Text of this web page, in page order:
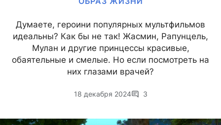
Думаете, героини популярных мультфильмов
идеальны? Как бы не так! Жасмин, Рапунцель,
Мулан и другие принцессы красивые,
обаятельные и смелые. Но если посмотреть на
них глазами врачей?
18 декабря 2024 3